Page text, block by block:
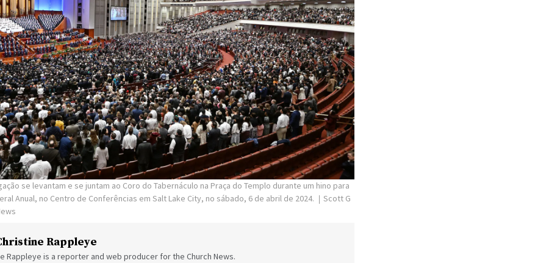
se levantam e se juntam ao Coro do Tabernáculo na Praça do Templo durante um hino para
Anual, no Centro de Conferências em Salt Lake City, no sábado, 6 de abril de 2024.
Scott G
Rappleye
Rappleye is a reporter and web producer for the Church News.